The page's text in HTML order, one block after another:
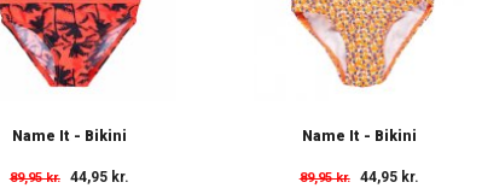
Name It - Bikini
89,95 kr. 44,95 kr.
Name It - Bikini
89,95 kr. 44,95 kr.